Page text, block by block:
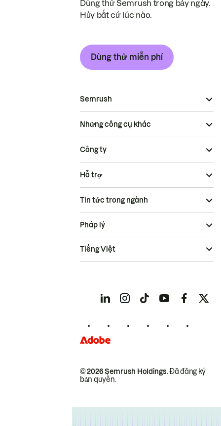
Dùng thử Semrush trong bảy ngày.
Hủy bất cứ lúc nào.
Dùng thử miễn phí
Semrush
Những công cụ khác
Công ty
Hỗ trợ
Tin tức trong ngành
© 2026 Semrush Holdings.Đã đăng ký
bản quyền.
Pháp lý
Tiếng Việt